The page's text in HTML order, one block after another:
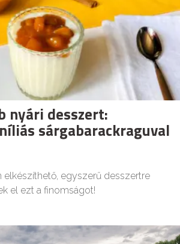
nyári desszert:
sárgabarackraguval
elkészíthető, egyszerű desszertre
el ezt a finomságot!